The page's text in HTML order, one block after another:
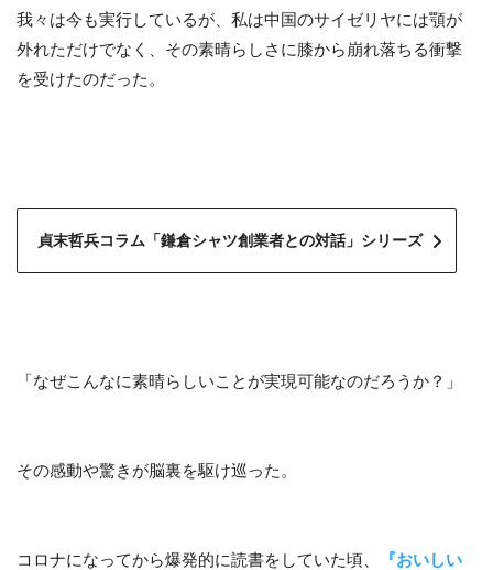
我々は今も実行しているが、私は中国のサイゼリヤには顎が
外れただけでなく、その素晴らしさに膝から崩れ落ちる衝撃
を受けたのだった。
貞末哲兵コラム「鎌倉シャツ創業者との対話」シリーズ
「なぜこんなに素晴らしいことが実現可能なのだろうか？」
その感動や驚きが脳裏を駆け巡った。
コロナになってから爆発的に読書をしていた頃、
『おいしい